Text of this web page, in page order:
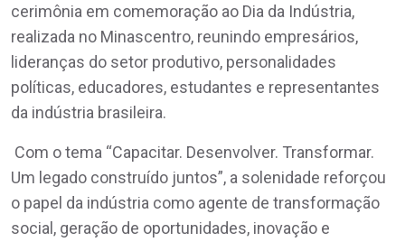
cerimônia em comemoração ao Dia da Indústria,
realizada no Minascentro, reunindo empresários,
lideranças do setor produtivo, personalidades
políticas, educadores, estudantes e representantes
da indústria brasileira.
Com o tema “Capacitar. Desenvolver. Transformar.
Um legado construído juntos”, a solenidade reforçou
o papel da indústria como agente de transformação
social, geração de oportunidades, inovação e